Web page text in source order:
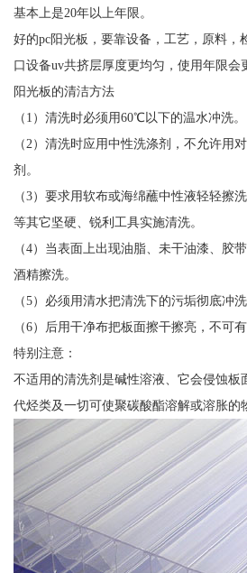
基本上是20年以上年限。
好的pc阳光板，要靠设备，工艺，原料，
口设备uv共挤层厚度更均匀，使用年限会
阳光板的清洁方法
（1）清洗时必须用60℃以下的温水冲洗。
（2）清洗时应用中性洗涤剂，不允许用
剂。
（3）要求用软布或海绵蘸中性液轻轻擦
等其它坚硬、锐利工具实施清洗。
（4）当表面上出现油脂、未干油漆、胶
酒精擦洗。
（5）必须用清水把清洗下的污垢彻底冲洗
（6）后用干净布把板面擦干擦亮，不可有
特别注意：
不适用的清洗剂是碱性溶液、它会侵蚀板
代烃类及一切可使聚碳酸酯溶解或溶胀的